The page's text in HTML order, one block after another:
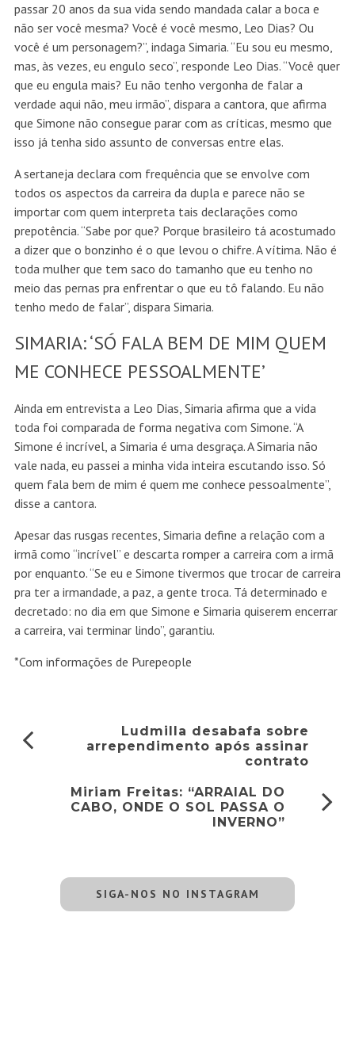
passar 20 anos da sua vida sendo mandada calar a boca e
não ser você mesma? Você é você mesmo, Leo Dias? Ou
você é um personagem?”, indaga Simaria. “Eu sou eu mesmo,
mas, às vezes, eu engulo seco”, responde Leo Dias. “Você quer
que eu engula mais? Eu não tenho vergonha de falar a
verdade aqui não, meu irmão”, dispara a cantora, que afirma
que Simone não consegue parar com as críticas, mesmo que
isso já tenha sido assunto de conversas entre elas.
A sertaneja declara com frequência que se envolve com
todos os aspectos da carreira da dupla e parece não se
importar com quem interpreta tais declarações como
prepotência. “Sabe por que? Porque brasileiro tá acostumado
a dizer que o bonzinho é o que levou o chifre. A vítima. Não é
toda mulher que tem saco do tamanho que eu tenho no
meio das pernas pra enfrentar o que eu tô falando. Eu não
tenho medo de falar”, dispara Simaria.
SIMARIA: ‘SÓ FALA BEM DE MIM QUEM
ME CONHECE PESSOALMENTE’
Ainda em entrevista a Leo Dias, Simaria afirma que a vida
toda foi comparada de forma negativa com Simone. “A
Simone é incrível, a Simaria é uma desgraça. A Simaria não
vale nada, eu passei a minha vida inteira escutando isso. Só
quem fala bem de mim é quem me conhece pessoalmente”,
disse a cantora.
Apesar das rusgas recentes, Simaria define a relação com a
irmã como “incrível” e descarta romper a carreira com a irmã
por enquanto. “Se eu e Simone tivermos que trocar de carreira
pra ter a irmandade, a paz, a gente troca. Tá determinado e
decretado: no dia em que Simone e Simaria quiserem encerrar
a carreira, vai terminar lindo”, garantiu.
*Com informações de Purepeople
Ludmilla desabafa sobre
arrependimento após assinar
contrato
Miriam Freitas: “ARRAIAL DO
CABO, ONDE O SOL PASSA O
INVERNO”
SIGA-NOS NO INSTAGRAM